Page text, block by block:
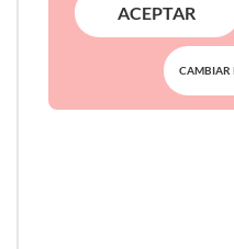
ACEPTAR
CAMBIAR